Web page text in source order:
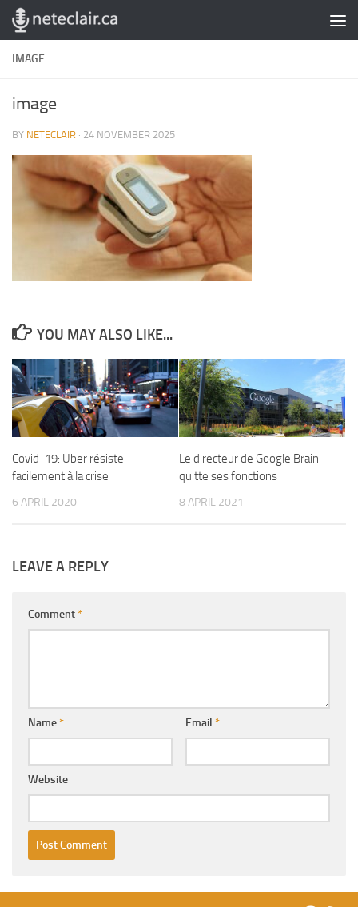
Skip to content
IMAGE
image
BY NETECLAIR · 24 NOVEMBER 2025
YOU MAY ALSO LIKE...
Covid-19: Uber résiste
facilement à la crise
6 APRIL 2020
Le directeur de Google Brain
quitte ses fonctions
8 APRIL 2021
LEAVE A REPLY
Comment*
Name* Email *
Website